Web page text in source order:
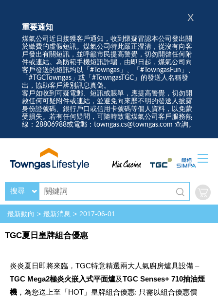
重要通知
煤氣公司近日接獲客戶通知，收到懷疑冒認本公司發出關
於繳費的虛假短訊。煤氣公司特此嚴正澄清，從沒有向客
戶發出有關短訊，並呼籲市民提高警覺，切勿開啓任何附
件或連結。為防範手機短訊詐騙，由即日起，煤氣公司向
客戶發送的短訊均以「#Towngas」、「#TowngasFun」、
「#TGCTowngas」或「#TowngasTGC」的發送人名稱發
出，協助客戶辨別訊息真偽。
客戶如收到可疑電郵、短訊或賬單，應提高警覺，切勿開
啟任何可疑附件或連結，並避免向來歷不明的發送人披露
身份證號碼、銀行戶口或信用卡號碼等個人資料，以免蒙
受損失。若有任何疑問，可隨時致電煤氣公司客戶服務熱
線：28806988或電郵：towngas.cs@towngas.com 查詢。
X
搜尋
最新動向 最新消息 2017-06-01
TGC夏日皇牌組合優惠
炎炎夏日即將來臨，TGC特意精選兩大人氣廚房爐具設備 –
TGC Mega2極炎火嵌入式平面爐及TGC Senses+ 710抽油煙
機 ，為您送上至「HOT」皇牌組合優惠: 只需以組合優惠價